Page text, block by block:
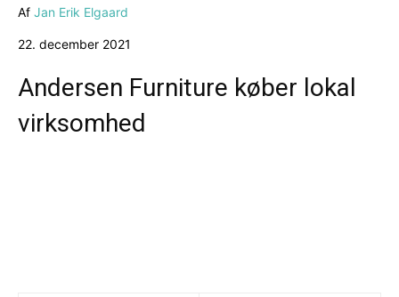
Af Jan Erik Elgaard
22. december 2021
Andersen Furniture køber lokal
virksomhed